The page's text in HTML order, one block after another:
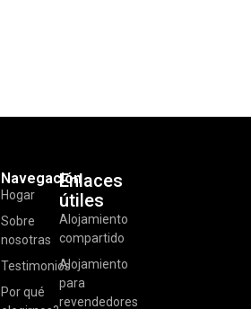
Navegación
Hogar
Sobre
nosotras
Testimonios
Por qué
Enlaces
útiles
Alojamiento
compartido
Alojamiento
para
revendedores